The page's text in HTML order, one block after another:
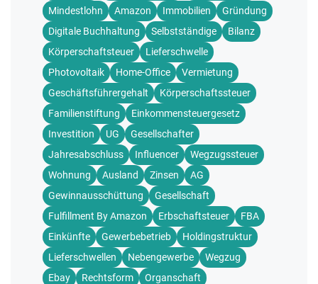
Mindestlohn Amazon Immobilien
Gründung
Digitale Buchhaltung
Selbstständige
Bilanz
Körperschaftsteuer
Lieferschwelle
Photovoltaik
Home-Office
Vermietung
Geschäftsführergehalt
Körperschaftssteuer
Familienstiftung
Einkommensteuergesetz
Investition
UG
Gesellschafter
Jahresabschluss
Influencer
Wegzugssteuer
Wohnung
Ausland Zinsen
AG
Gewinnausschüttung
Gesellschaft
Fulfillment By Amazon
Erbschaftsteuer
FBA
Einkünfte
Gewerbebetrieb
Holdingstruktur
Lieferschwellen
Nebengewerbe
Wegzug
Ebay
Rechtsform
Organschaft